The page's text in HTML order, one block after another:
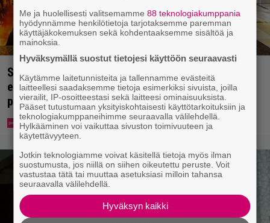
Spider-Man-näytös päättyi kaaokseen – koko
elokuvateatteri tyhjeni yhden katsojan pahojen
pierujen vuoksi
Me ja huolellisesti valitsemamme88 teknologiakumppania
hyödynnämme henkilötietoja tarjotaksemme paremman
käyttäjäkokemuksen sekä kohdentaaksemme sisältöä ja
mainoksia.
Hyväksymällä suostut tietojesi käyttöön seuraavasti
Käytämme laitetunnisteita ja tallennamme evästeitä
laitteellesi saadaksemme tietoja esimerkiksi sivuista, joilla
vierailit, IP-osoitteestasi sekä laitteesi ominaisuuksista.
Pääset tutustumaan yksityiskohtaisesti käyttötarkoituksiin ja
teknologiakumppaneihimme seuraavalla välilehdellä.
Hylkääminen voi vaikuttaa sivuston toimivuuteen ja
käytettävyyteen.
Jotkin teknologiamme voivat käsitellä tietoja myös ilman
suostumusta, jos niillä on siihen oikeutettu peruste. Voit
vastustaa tätä tai muuttaa asetuksiasi milloin tahansa
seuraavalla välilehdellä.
Hyväksyn kaikki